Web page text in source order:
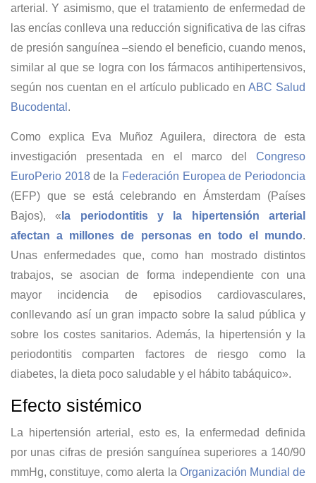
arterial. Y asimismo, que el tratamiento de enfermedad de
las encías conlleva una reducción significativa de las cifras
de presión sanguínea –siendo el beneficio, cuando menos,
similar al que se logra con los fármacos antihipertensivos,
según nos cuentan en el artículo publicado en ABC Salud
Bucodental .
Como explica Eva Muñoz Aguilera, directora de esta
investigación presentada en el marco del Congreso
EuroPerio 2018de la Federación Europea de Periodoncia
(EFP) que se está celebrando en Ámsterdam (Países
Bajos), « la periodontitis y la hipertensión arterial
afectan a millones de personas en todo el mundo.
Unas enfermedades que, como han mostrado distintos
trabajos, se asocian de forma independiente con una
mayor incidencia de episodios cardiovasculares,
conllevando así un gran impacto sobre la salud pública y
sobre los costes sanitarios. Además, la hipertensión y la
periodontitis comparten factores de riesgo como la
diabetes, la dieta poco saludable y el hábito tabáquico».
Efecto sistémico
La hipertensión arterial, esto es, la enfermedad definida
por unas cifras de presión sanguínea superiores a 140/90
mmHg, constituye, como alerta la Organización Mundial de